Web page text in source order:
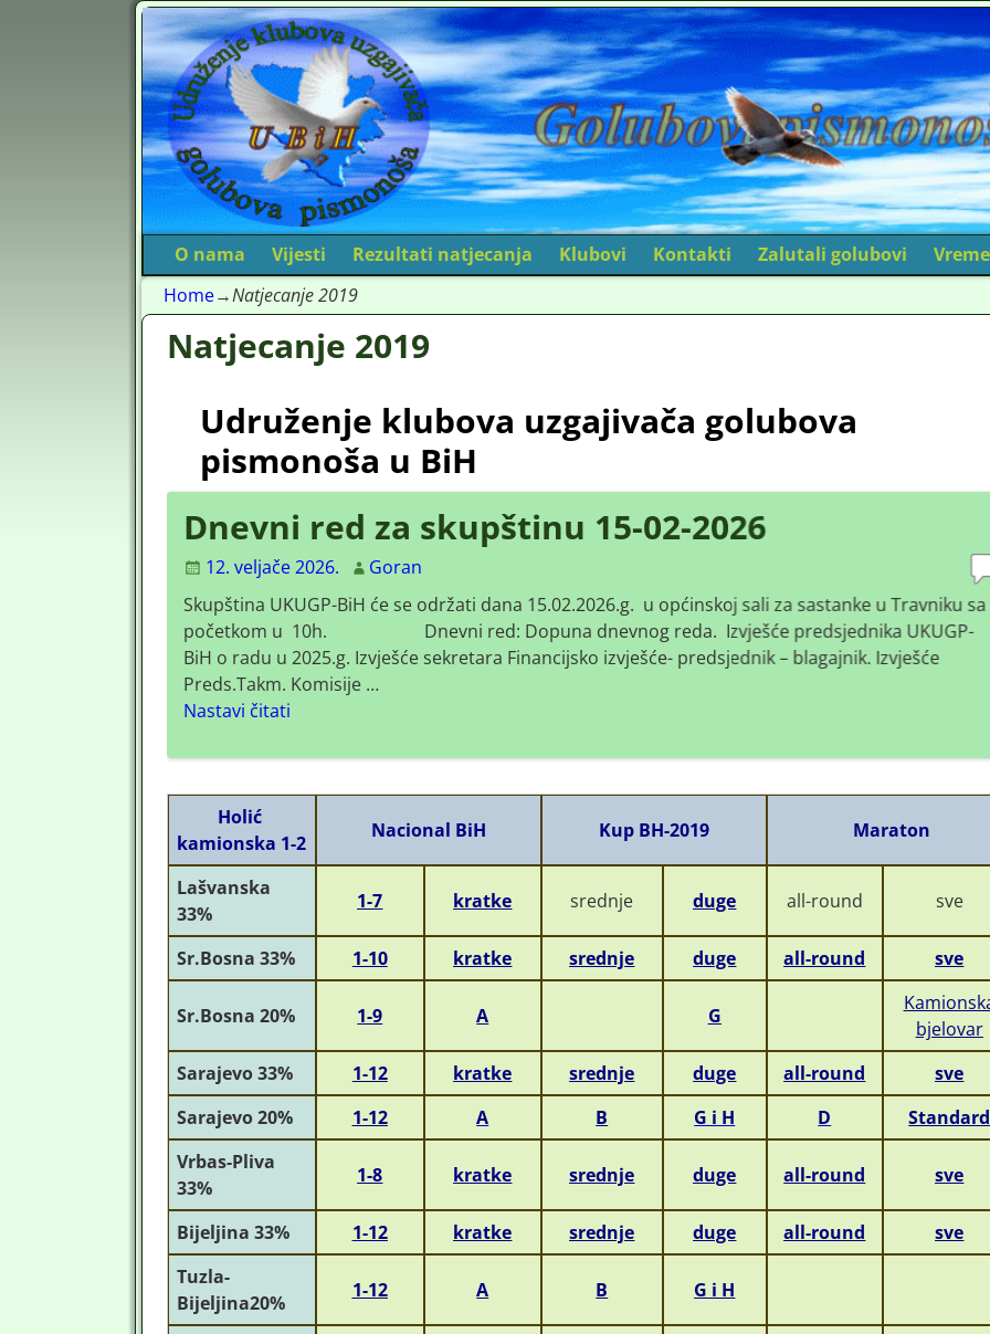
O nama Vijesti Rezultati natjecanja Klubovi Kontakti Zalutali golubovi
Home→Natjecanje 2019
Natjecanje 2019
Udruženje klubova uzgajivača golubova
pismonoša u BiH
Dnevni red za skupštinu 15-02-2026
12. veljače 2026.
Goran
Skupština UKUGP-BiH će se održati dana 15.02.2026.g. u općinskoj sali za sastanke u Travniku sa
početkom u 10h. Dnevni red: Dopuna dnevnog reda. Izvješće predsjednika UKUGP-
BiH o radu u 2025.g. Izvješće sekretara Financijsko izvješće- predsjednik – blagajnik. Izvješće
Preds.Takm. Komisije …
Nastavi čitati
Holić
kamionska 1-2
Nacional BiH Kup BH-2019 Maraton
Lašvanska
33%
1-7 kratke srednje duge all-round sve
Sr.Bosna 33% 1-10 kratke srednje duge all-round sve
Sr.Bosna 20% 1-9 A G
bjelovar
Sarajevo 33%
1-12 kratke srednje duge all-round
sve
Sarajevo 20%
1-12 A B G i H D
Standard
Vrbas-Pliva
33%
1-8 kratke srednje duge all-round sve
Bijeljina 33% 1-12 kratke srednje duge all-round
sve
Tuzla-
Bijeljina20%
1-12 A B G i H